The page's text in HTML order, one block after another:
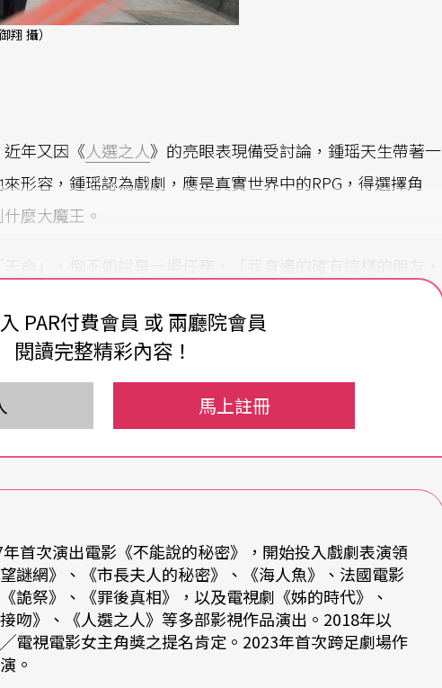
翔 攝）
年又因《人選之人》的亮眼表現備受討論，鍾瑶天生帶著一
形容，鍾瑶認為戲劇，應是真實世界中的RPG，得選擇角
麼大魔王。
命」，倒不如說是一場任務，「我身邊的確有這樣的朋友，
能夠馬上衝出去、很快就以角色的姿態活起來；但我看待表演
一道道破關、完成任務。」
劇場作品《 叫我林彩香》，大概可說是截至目前為止最大的
親情、友情、愛情的詮釋，好像是我過去幾年之間作為演員的
收。」
她與過去影像表演的經驗融合說明：「我覺得在電視環境待
，而且，為了維持一整天的拍攝能量，今天鏡頭若聚焦在眼
，否則很難適應一整天快速節奏的表演形式。可是劇場無法
許你有任何一個身體偷懶，觀眾的眼睛就是鏡頭，他們可以
時候，你連一根小拇指都不可以放鬆。」
PAR付費會員 或 兩廳院會員
閱讀完整精彩內容！
馬上註冊
首次演出電影《不能說的秘密》，開始投入戲劇表演領
謎網》、《市長夫人的秘密》、《海人魚》、法國電影
詭祭》、《罪後真相》，以及電視劇《姊的時代》、
吻》、《人選之人》等多部影視作品演出。2018年以
電視電影女主角獎之提名肯定。2023年首次跨足劇場作
。